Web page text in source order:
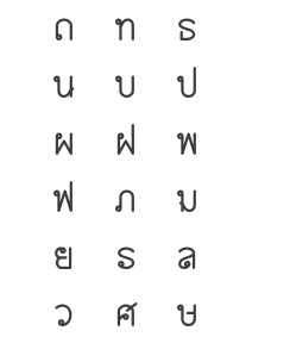
ถ
ท
ธ
น
บ
ป
ผ
ฝ
พ
ฟ
ภ
ม
ย
ร
ล
ว
ศ
ษ